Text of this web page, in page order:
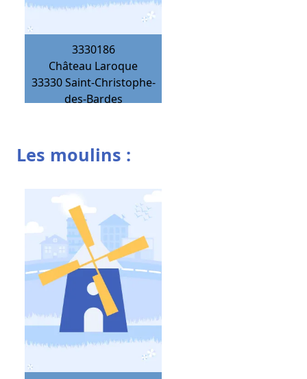
3330186
Château Laroque
33330 Saint-Christophe-
des-Bardes
Les moulins :